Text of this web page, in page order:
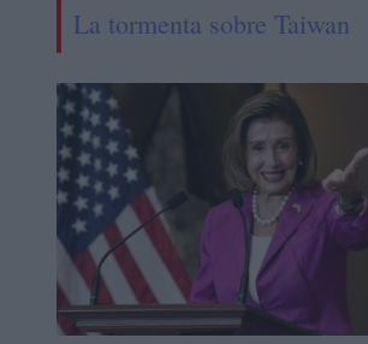
La tormenta sobre Taiwan